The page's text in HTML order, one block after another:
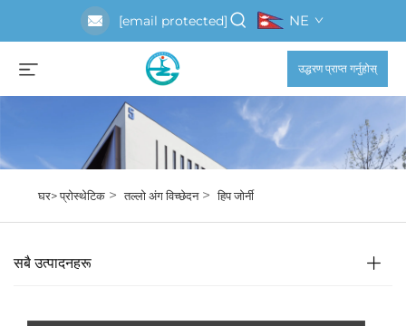
[email protected] NE
उद्धरण प्राप्त गर्नुहोस्
घर>प्रोस्थेटिक>तल्लो अंग विच्छेदन>हिप जोर्नी
सबै उत्पादनहरू